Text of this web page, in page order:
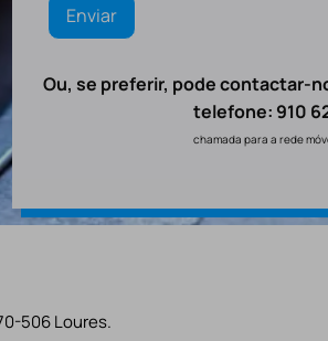
Ou, se preferir, pode contactar-
telefone: 910
chamada para a rede
506 Loures.